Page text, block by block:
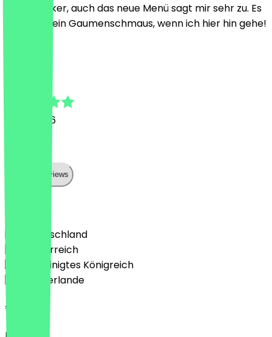
brutal lecker, auch das neue Menü sagt mir sehr zu. Es
ist immer ein Gaumenschmaus, wenn ich hier hin gehe!
6. Juli 2026
Show all reviews
🇩🇪 Deutschland
🇦🇹 Österreich
🇬🇧 Vereinigtes Königreich
🇳🇱 Niederlande
Sprache